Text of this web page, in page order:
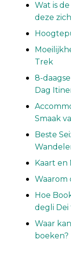
Wat is
deze
Trek
8-
Dag
Smaak
Beste
Kaart en
Waarom
Hoe
degli
Waar
boeken?